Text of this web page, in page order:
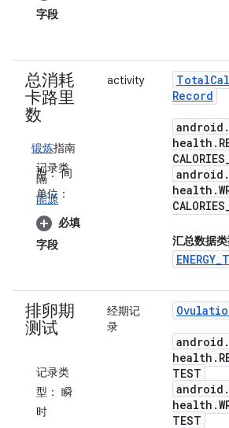
字段
总消耗
卡路里
数
锻炼指南
记录类
型：间
隔
单位：
能源
必填
字段
activity Total
Record
android .
health .
CALORIES
android .
health .
CALORIES
汇总数据
排卵期
测试
记录类
型： 瞬
时
经期记
录
android .
health .
TEST
android .
health .
TEST